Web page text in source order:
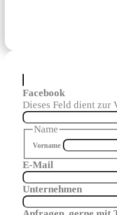
Facebook
Dieses Feld dient zur
Name
Vorname
E-Mail
Unternehmen